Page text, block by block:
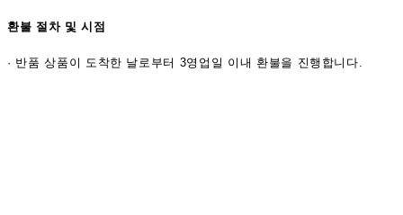
환불 절차 및 시점
· 반품 상품이 도착한 날로부터 3영업일 이내 환불을 진행합니다.